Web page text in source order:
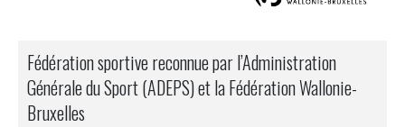
Fédération sportive reconnue par l’Administration
Générale du Sport (ADEPS) et la Fédération Wallonie-
Bruxelles